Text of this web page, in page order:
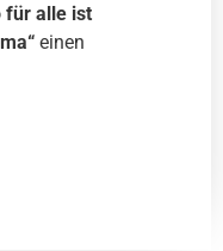
für alle ist
einen